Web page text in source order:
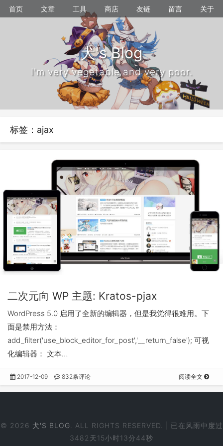
首页 文章 工具 商店 友链 留言 关于
犬's Blog
I'm very vegetable and very poor.
标签：ajax
二次元向 WP 主题: Kratos-pjax
WordPress 5.0 启用了全新的编辑器，但是我觉得很难用。下
面是禁用方法：
add_filter('use_block_editor_for_post','__return_false'); 可视
化编辑器： 文本…
2017-12-09 832条评论 阅读全文
© 2026 犬'S BLOG . ALL RIGHTS RESERVED. | 已在风雨中度过
3482天15小时13分45秒